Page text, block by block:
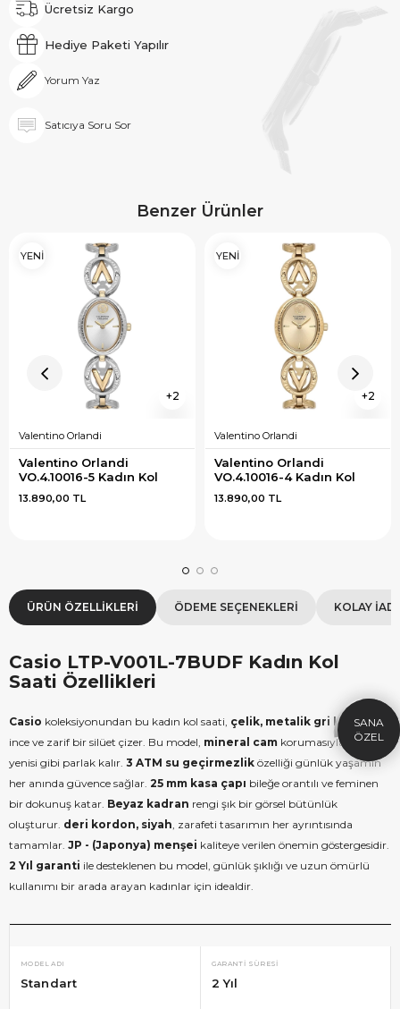
Ücretsiz Kargo
Hediye Paketi Yapılır
Yorum Yaz
Satıcıya Soru Sor
Benzer Ürünler
2
Valentino Orlandi
Valentino Orlandi
VO.4.10016-5 Kadın Kol
13.890,00 TL
YENİ
2
Valentino Orlandi
Valentino Orlandi
VO.4.10016-4 Kadın Kol
13.890,00 TL
YENİ
ÜRÜN ÖZELLIKLERI ÖDEME SEÇENEKLERI KOLAY
Casio LTP-V001L-7BUDF Kadın Kol
Saati Özellikleri
Casio koleksiyonundan bu kadın kol saati, çelik, metalik gri kasaile
ince ve zarif bir silüet çizer. Bu model, mineral cam korumasıyla her gün
yenisi gibi parlak kalır. 3 ATM su geçirmezlik özelliği günlük yaşamın
her anında güvence sağlar. 25 mm kasa çapı bileğe orantılı ve feminen
bir dokunuş katar. Beyaz kadran rengi şık bir görsel bütünlük
oluşturur. deri kordon, siyah , zarafeti tasarımın her ayrıntısında
tamamlar. JP - (Japonya) menşei kaliteye verilen önemin göstergesidir.
2 Yıl garanti ile desteklenen bu model, günlük şıklığı ve uzun ömürlü
kullanımı bir arada arayan kadınlar için idealdir.
MODEL ADI
Standart
GARANTI SÜRESI
2 Yıl
HEDIYE
ÇEKI
9.999 TL üzeri alışverişe özel
HEDIYE1000